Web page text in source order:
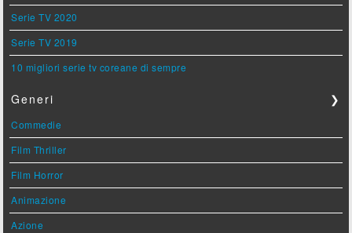
Serie TV 2020
Serie TV 2019
10 migliori serie tv coreane di sempre
Generi ❯
Commedie
Film Thriller
Film Horror
Animazione
Azione